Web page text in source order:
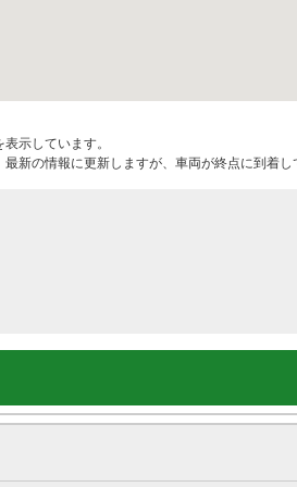
示しています。
新の情報に更新しますが、車両が終点に到着